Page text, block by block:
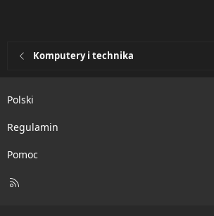
Komputery i technika
Polski
Regulamin
Pomoc
R